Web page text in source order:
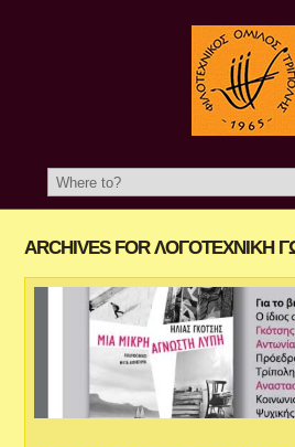
ARCHIVES FOR ΛΟΓΟΤΕΧΝΙΚΉ